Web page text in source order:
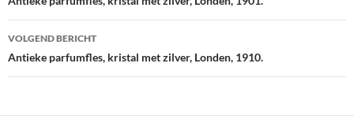
VOLGEND BERICHT
Antieke parfumfles, kristal met zilver, Londen, 1910.